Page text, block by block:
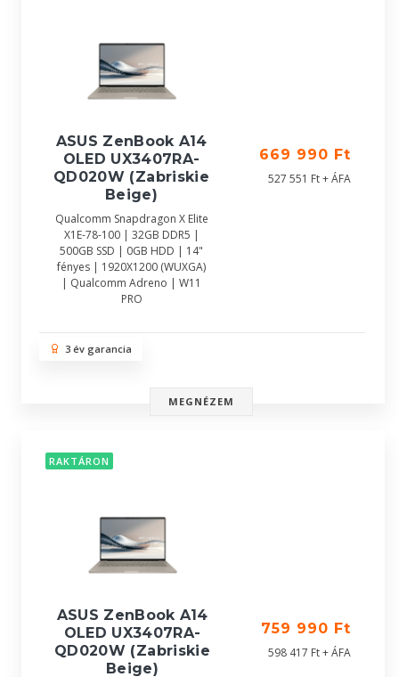
ASUS ZenBook A14
OLED UX3407RA-
QD020W (Zabriskie
Beige)
Qualcomm Snapdragon X Elite
X1E-78-100 | 32GB DDR5 |
500GB SSD | 0GB HDD | 14"
fényes | 1920X1200 (WUXGA)
| Qualcomm Adreno | W11
PRO
669 990 Ft
527 551 Ft + ÁFA
3 év garancia
MEGNÉZEM
RAKTÁRON
ASUS ZenBook A14
OLED UX3407RA-
QD020W (Zabriskie
Beige)
759 990 Ft
598 417 Ft + ÁFA